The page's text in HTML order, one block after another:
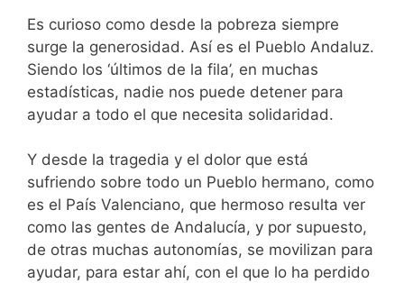
Es curioso como desde la pobreza siempre
surge la generosidad. Así es el Pueblo Andaluz.
Siendo los ‘últimos de la fila’, en muchas
estadísticas, nadie nos puede detener para
ayudar a todo el que necesita solidaridad.
Y desde la tragedia y el dolor que está
sufriendo sobre todo un Pueblo hermano, como
es el País Valenciano, que hermoso resulta ver
como las gentes de Andalucía, y por supuesto,
de otras muchas autonomías, se movilizan para
ayudar, para estar ahí, con el que lo ha perdido